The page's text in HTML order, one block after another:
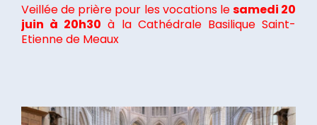
Veillée de prière pour les vocations lesamedi 20
juin à 20h30 à la Cathédrale Basilique Saint-
Etienne de Meaux